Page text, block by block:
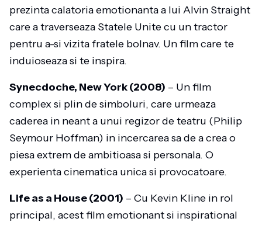
prezinta calatoria emotionanta a lui Alvin Straight
care a traverseaza Statele Unite cu un tractor
pentru a-si vizita fratele bolnav. Un film care te
induioseaza si te inspira.
Synecdoche, New York (2008) – Un film
complex si plin de simboluri, care urmeaza
caderea in neant a unui regizor de teatru (Philip
Seymour Hoffman) in incercarea sa de a crea o
piesa extrem de ambitioasa si personala. O
experienta cinematica unica si provocatoare.
Life as a House (2001) – Cu Kevin Kline in rol
principal, acest film emotionant si inspirational